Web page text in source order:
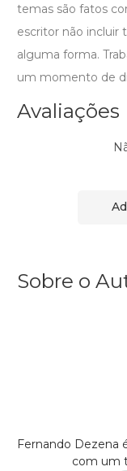
temas são fatos
escritor não incluir
alguma forma.
um momento de
Avaliações
Sobre o
Fernando Dezena
com um